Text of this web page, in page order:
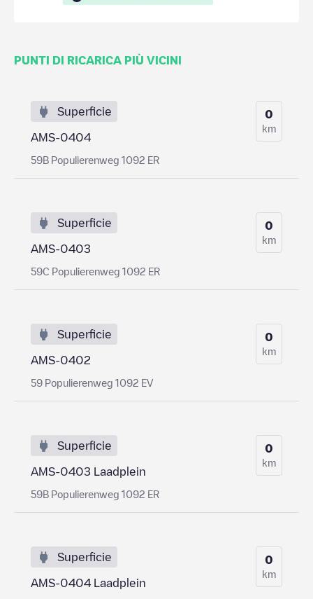
PUNTI DI RICARICA PIÙ VICINI
Superficie
AMS-0404
59B Populierenweg 1092 ER
0
km
Superficie
AMS-0403
59C Populierenweg 1092 ER
0
km
Superficie
AMS-0402
59 Populierenweg 1092 EV
0
km
Superficie
AMS-0403 Laadplein
59B Populierenweg 1092 ER
0
km
Superficie
AMS-0404 Laadplein
0
km